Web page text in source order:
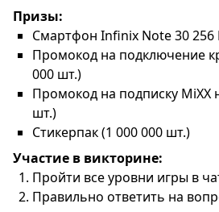
Призы:
Смартфон Infinix Note 30 256
Промокод на подключение
000 шт.)
Промокод на подписку MiXX
шт.)
Стикерпак (1 000 000 шт.)
Участие в викторине:
Пройти все уровни игры в
Правильно ответить на